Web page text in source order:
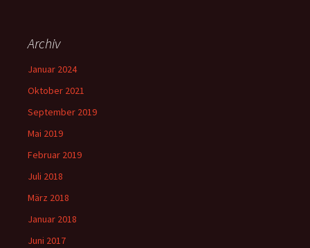
Archiv
Januar 2024
Oktober 2021
September 2019
Mai 2019
Februar 2019
Juli 2018
März 2018
Januar 2018
Juni 2017